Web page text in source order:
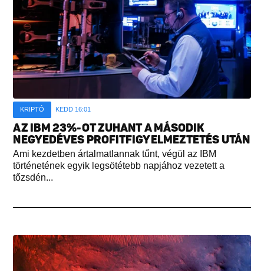
KRIPTÓ KEDD 16:01
AZ IBM 23%-OT ZUHANT A MÁSODIK
NEGYEDÉVES PROFITFIGYELMEZTETÉS UTÁN
Ami kezdetben ártalmatlannak tűnt, végül az IBM
történetének egyik legsötétebb napjához vezetett a
tőzsdén...